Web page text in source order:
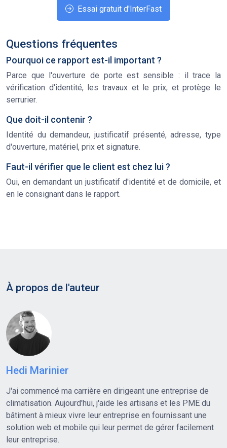
Essai gratuit d'InterFast
Questions fréquentes
Pourquoi ce rapport est-il important ?
Parce que l'ouverture de porte est sensible : il trace la
vérification d'identité, les travaux et le prix, et protège le
serrurier.
Que doit-il contenir ?
Identité du demandeur, justificatif présenté, adresse, type
d'ouverture, matériel, prix et signature.
Faut-il vérifier que le client est chez lui ?
Oui, en demandant un justificatif d'identité et de domicile, et
en le consignant dans le rapport.
À propos de l'auteur
Hedi Marinier
J'ai commencé ma carrière en dirigeant une entreprise de
climatisation. Aujourd'hui, j'aide les artisans et les PME du
bâtiment à mieux vivre leur entreprise en fournissant une
solution web et mobile qui leur permet de gérer facilement
leur entreprise.